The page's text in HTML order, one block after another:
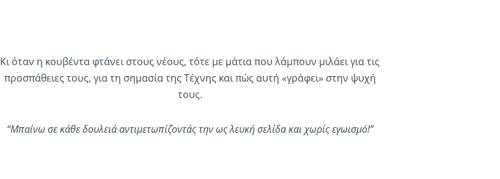
Κι όταν η κουβέντα φτάνει στους νέους, τότε με μάτια που λάμπουν μιλάει για τις
προσπάθειες τους, για τη σημασία της Τέχνης και πώς αυτή «γράφει» στην ψυχή
τους.
“Μπαίνω σε κάθε δουλειά αντιμετωπίζοντάς την ως λευκή σελίδα και χωρίς εγωισμό!”